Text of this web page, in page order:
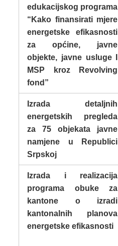
edukacijskog programa
“Kako finansirati mjere
energetske efikasnosti
za općine, javne
objekte, javne usluge I
MSP kroz Revolving
fond”
Izrada detaljnih
energetskih pregleda
za 75 objekata javne
namjene u Republici
Srpskoj
Izrada i realizacija
programa obuke za
kantone o izradi
kantonalnih planova
energetske efikasnosti